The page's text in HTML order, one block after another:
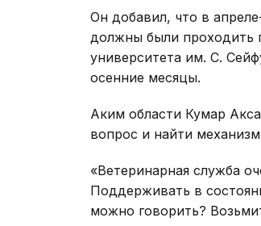
Он добавил, что в
должны были проходить
университета им. С.
осенние месяцы.
Аким области Кумар
вопрос и найти
«Ветеринарная служба
Поддерживать в
можно говорить?